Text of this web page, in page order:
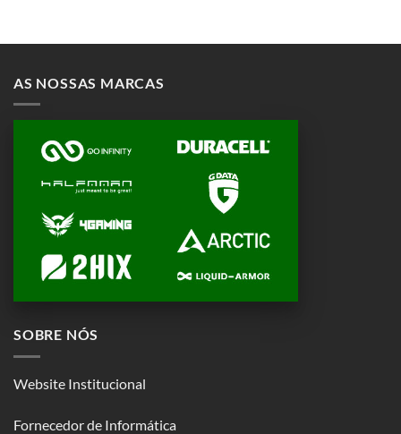
AS NOSSAS MARCAS
SOBRE NÓS
Website Institucional
Fornecedor de Informática